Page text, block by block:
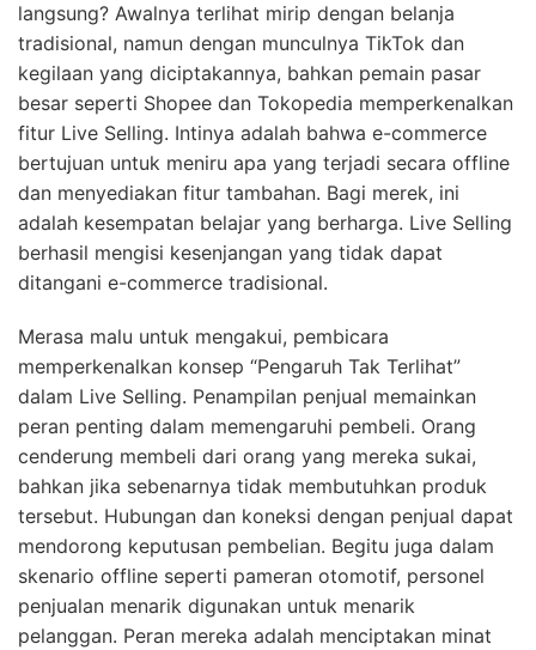
langsung? Awalnya terlihat mirip dengan belanja
tradisional, namun dengan munculnya TikTok dan
kegilaan yang diciptakannya, bahkan pemain pasar
besar seperti Shopee dan Tokopedia memperkenalkan
fitur Live Selling. Intinya adalah bahwa e-commerce
bertujuan untuk meniru apa yang terjadi secara offline
dan menyediakan fitur tambahan. Bagi merek, ini
adalah kesempatan belajar yang berharga. Live Selling
berhasil mengisi kesenjangan yang tidak dapat
ditangani e-commerce tradisional.
Merasa malu untuk mengakui, pembicara
memperkenalkan konsep “Pengaruh Tak Terlihat”
dalam Live Selling. Penampilan penjual memainkan
peran penting dalam memengaruhi pembeli. Orang
cenderung membeli dari orang yang mereka sukai,
bahkan jika sebenarnya tidak membutuhkan produk
tersebut. Hubungan dan koneksi dengan penjual dapat
mendorong keputusan pembelian. Begitu juga dalam
skenario offline seperti pameran otomotif, personel
penjualan menarik digunakan untuk menarik
pelanggan. Peran mereka adalah menciptakan minat